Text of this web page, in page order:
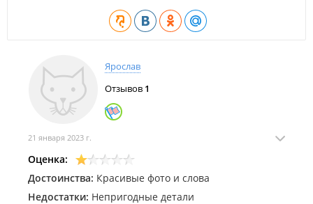
Ярослав
Отзывов 1
21 января 2023 г.
Оценка:
Достоинства: Красивые фото и слова
Недостатки: Непригодные детали